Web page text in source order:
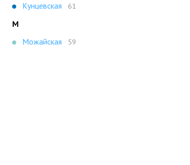
Кунцевская 61
М
Можайская
59